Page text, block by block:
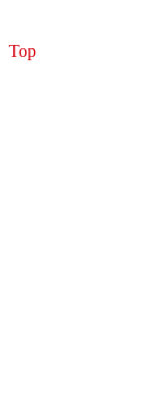
Top